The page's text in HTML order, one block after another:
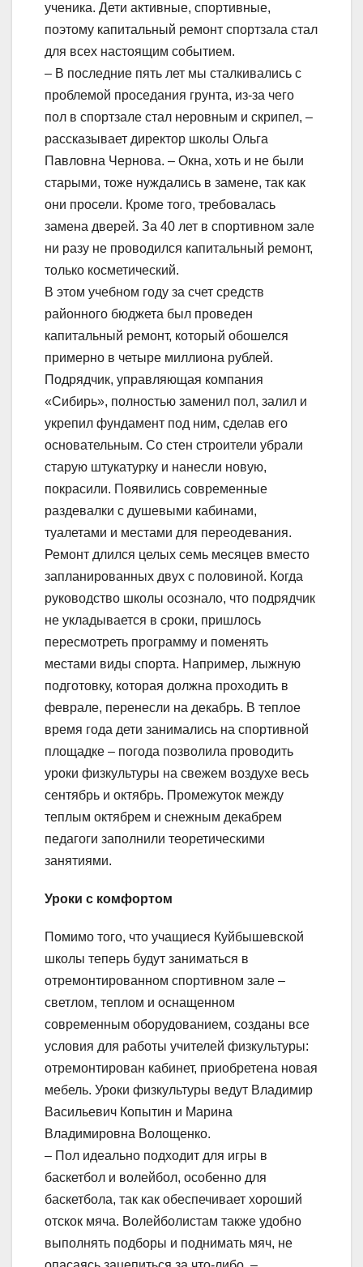
ученика. Дети активные, спортивные,
поэтому капитальный ремонт спортзала стал
для всех настоящим событием.
– В последние пять лет мы сталкивались с
проблемой проседания грунта, из-за чего
пол в спортзале стал неровным и скрипел, –
рассказывает директор школы Ольга
Павловна Чернова. – Окна, хоть и не были
старыми, тоже нуждались в замене, так как
они просели. Кроме того, требовалась
замена дверей. За 40 лет в спортивном зале
ни разу не проводился капитальный ремонт,
только косметический.
В этом учебном году за счет средств
районного бюджета был проведен
капитальный ремонт, который обошелся
примерно в четыре миллиона рублей.
Подрядчик, управляющая компания
«Сибирь», полностью заменил пол, залил и
укрепил фундамент под ним, сделав его
основательным. Со стен строители убрали
старую штукатурку и нанесли новую,
покрасили. Появились современные
раздевалки с душевыми кабинами,
туалетами и местами для переодевания.
Ремонт длился целых семь месяцев вместо
запланированных двух с половиной. Когда
руководство школы осознало, что подрядчик
не укладывается в сроки, пришлось
пересмотреть программу и поменять
местами виды спорта. Например, лыжную
подготовку, которая должна проходить в
феврале, перенесли на декабрь. В теплое
время года дети занимались на спортивной
площадке – погода позволила проводить
уроки физкультуры на свежем воздухе весь
сентябрь и октябрь. Промежуток между
теплым октябрем и снежным декабрем
педагоги заполнили теоретическими
занятиями.
Уроки с комфортом
Помимо того, что учащиеся Куйбышевской
школы теперь будут заниматься в
отремонтированном спортивном зале –
светлом, теплом и оснащенном
современным оборудованием, созданы все
условия для работы учителей физкультуры:
отремонтирован кабинет, приобретена новая
мебель. Уроки физкультуры ведут Владимир
Васильевич Копытин и Марина
Владимировна Волощенко.
– Пол идеально подходит для игры в
баскетбол и волейбол, особенно для
баскетбола, так как обеспечивает хороший
отскок мяча. Волейболистам также удобно
выполнять подборы и поднимать мяч, не